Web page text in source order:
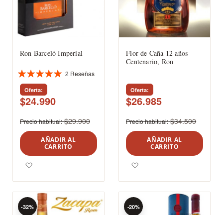
Ron Barceló Imperial
Valoración:
100%
2 Reseñas
Oferta
$24.990
Precio habitual $29.900
AÑADIR AL
CARRITO
Flor de Caña 12 años
Centenario, Ron
Oferta
$26.985
Precio habitual $34.500
AÑADIR AL
CARRITO
-32% -20%